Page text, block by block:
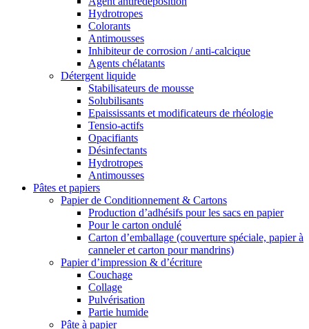
Hydrotropes
Colorants
Antimousses
Inhibiteur de corrosion / anti-calcique
Agents chélatants
Détergent liquide
Stabilisateurs de mousse
Solubilisants
Epaississants et modificateurs de rhéologie
Tensio-actifs
Opacifiants
Désinfectants
Hydrotropes
Antimousses
Pâtes et papiers
Papier de Conditionnement & Cartons
Production d’adhésifs pour les sacs en papier
Pour le carton ondulé
Carton d’emballage (couverture spéciale, papier à
canneler et carton pour mandrins)
Papier d’impression & d’écriture
Couchage
Collage
Pulvérisation
Partie humide
Pâte à papier